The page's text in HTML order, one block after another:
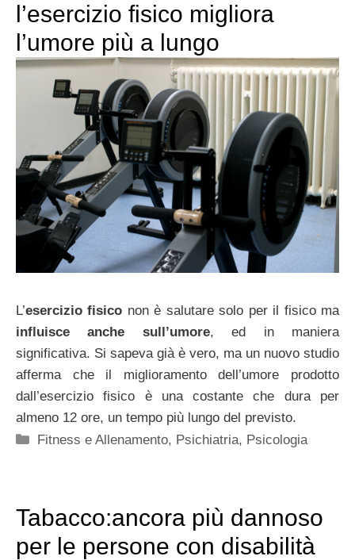
l’esercizio fisico migliora
l’umore più a lungo
L’esercizio fisico non è salutare solo per il fisico ma
influisce anche sull’umore, ed in maniera
significativa. Si sapeva già è vero, ma un nuovo studio
afferma che il miglioramento dell’umore prodotto
dall’esercizio fisico è una costante che dura per
almeno 12 ore, un tempo più lungo del previsto.
Categorie
Fitness e Allenamento, Psichiatria, Psicologia
Tabacco:ancora più dannoso
per le persone con disabilità